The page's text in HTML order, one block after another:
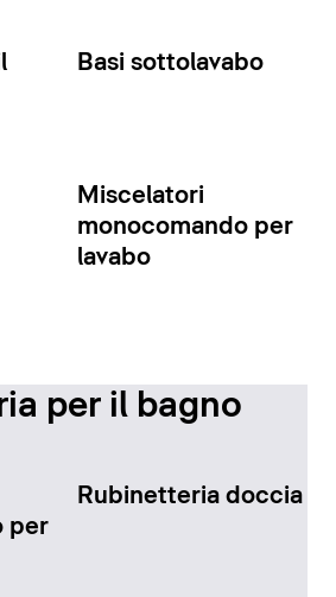
Basi sottolavabo
Miscelatori
monocomando per
lavabo
per il bagno
per
Rubinetteria doccia